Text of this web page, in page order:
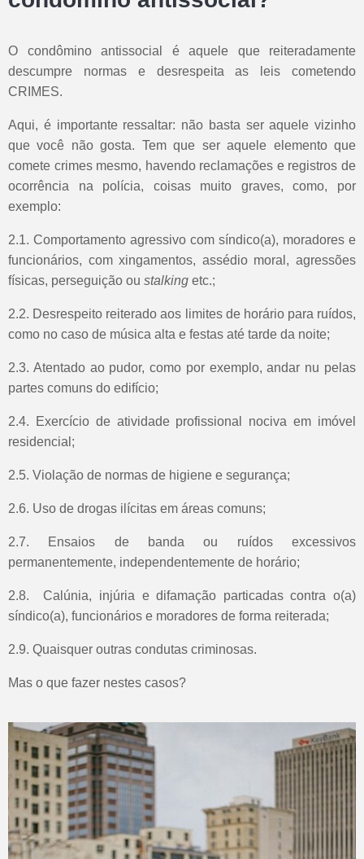
O condômino antissocial é aquele que reiteradamente
descumpre normas e desrespeita as leis cometendo
CRIMES.
Aqui, é importante ressaltar: não basta ser aquele vizinho
que você não gosta. Tem que ser aquele elemento que
comete crimes mesmo, havendo reclamações e registros de
ocorrência na polícia, coisas muito graves, como, por
exemplo:
2.1. Comportamento agressivo com síndico(a), moradores e
funcionários, com xingamentos, assédio moral, agressões
físicas, perseguição ou stalking etc.;
2.2. Desrespeito reiterado aos limites de horário para ruídos,
como no caso de música alta e festas até tarde da noite;
2.3. Atentado ao pudor, como por exemplo, andar nu pelas
partes comuns do edifício;
2.4. Exercício de atividade profissional nociva em imóvel
residencial;
2.5. Violação de normas de higiene e segurança;
2.6. Uso de drogas ilícitas em áreas comuns;
2.7. Ensaios de banda ou ruídos excessivos
permanentemente, independentemente de horário;
2.8. Calúnia, injúria e difamação particadas contra o(a)
síndico(a), funcionários e moradores de forma reiterada;
2.9. Quaisquer outras condutas criminosas.
Mas o que fazer nestes casos?